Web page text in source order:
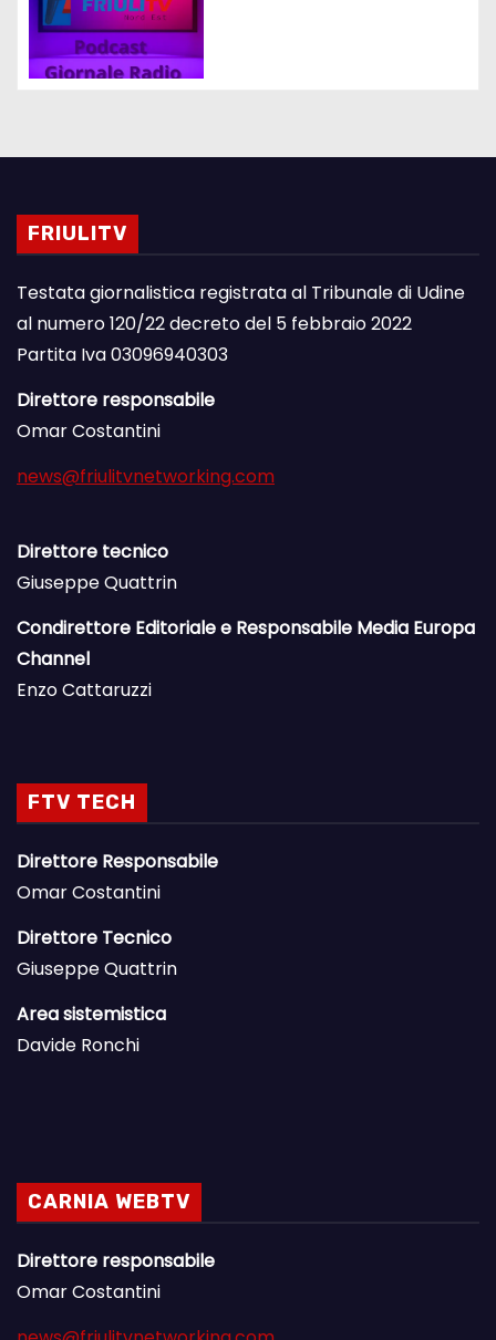
FRIULITV
Testata giornalistica registrata al Tribunale di Udine
al numero 120/22 decreto del 5 febbraio 2022
Partita Iva 03096940303
Direttore responsabile
Omar Costantini
news@friulitvnetworking.com
Direttore tecnico
Giuseppe Quattrin
Condirettore Editoriale e Responsabile Media Europa
Channel
Enzo Cattaruzzi
FTV TECH
Direttore Responsabile
Omar Costantini
Direttore Tecnico
Giuseppe Quattrin
Area sistemistica
Davide Ronchi
CARNIA WEBTV
Direttore responsabile
Omar Costantini